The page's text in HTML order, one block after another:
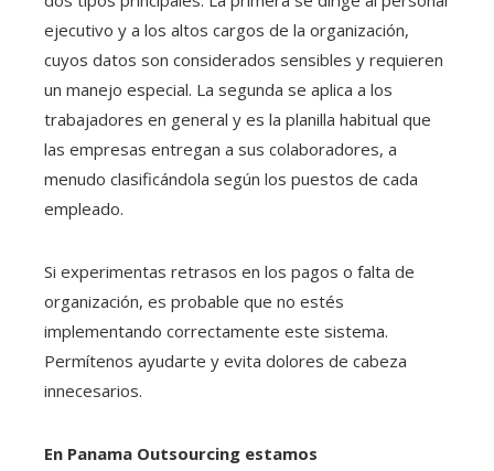
ejecutivo y a los altos cargos de la organización,
cuyos datos son considerados sensibles y requieren
un manejo especial. La segunda se aplica a los
trabajadores en general y es la planilla habitual que
las empresas entregan a sus colaboradores, a
menudo clasificándola según los puestos de cada
empleado.
Si experimentas retrasos en los pagos o falta de
organización, es probable que no estés
implementando correctamente este sistema.
Permítenos ayudarte y evita dolores de cabeza
innecesarios.
En Panama Outsourcing estamos